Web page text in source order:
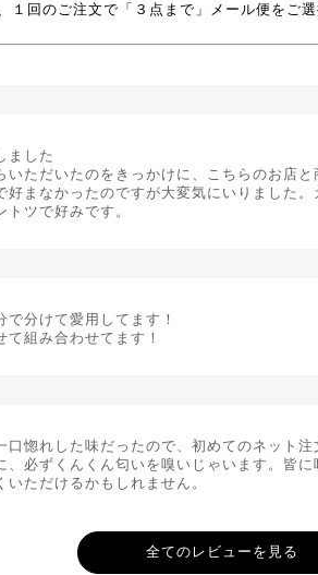
回のご注文で「３点まで」メール便をご
ました
いただいたのをきっかけに、こちらのお店と
まなかったのですが大変気にいりました
ツで好みです。
分けて愛用してます！
組み合わせてます！
口惚れした味だったので、初めてのネット
、必ずくんくん匂いを嗅いじゃいます。皆
ただけるかもしれません。
全てのレビューを見る